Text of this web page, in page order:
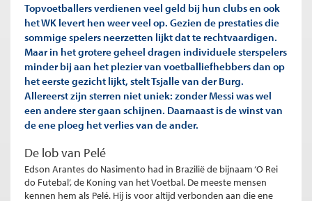
Topvoetballers verdienen veel geld bij hun clubs en ook
het WK levert hen weer veel op. Gezien de prestaties die
sommige spelers neerzetten lijkt dat te rechtvaardigen.
Maar in het grotere geheel dragen individuele sterspelers
minder bij aan het plezier van voetballiefhebbers dan op
het eerste gezicht lijkt, stelt Tsjalle van der Burg.
Allereerst zijn sterren niet uniek: zonder Messi was wel
een andere ster gaan schijnen. Daarnaast is de winst van
de ene ploeg het verlies van de ander.
De lob van Pelé
Edson Arantes do Nasimento had in Brazilië de bijnaam ‘O Rei
do Futebal’, de Koning van het Voetbal. De meeste mensen
kennen hem als Pelé. Hij is voor altijd verbonden aan die ene